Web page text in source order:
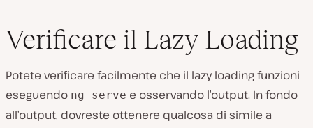
Verificare il Lazy Loading
Potete verificare facilmente che il lazy loading funzioni
eseguendo ng serve e osservando l’output. In fondo
all’output, dovreste ottenere qualcosa di simile a